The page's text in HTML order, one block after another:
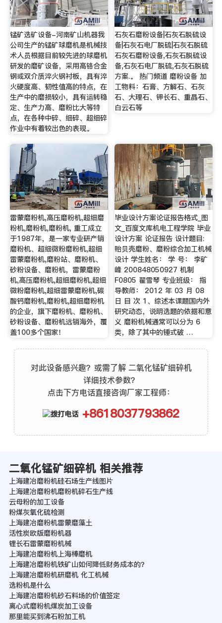
锰矿选矿设备-河南矿山机器我
公司生产的锰矿球磨机是机械技
术人员根据目前较先进的球磨机
研发的磨矿设备，采用高铬合金
钢或双介质淬火钢衬板，具有淬
火硬度高、韧性值高的特点，在
生产中的磨损较小，具有运转稳
定、生产力高、磨粉比大等特
点，在各种中碎、细碎、超细碎
作业中有着较出色的表现。
石灰石磨粉设备|石灰石脱硫设
备|石灰石电厂脱硫|石灰石脱硫
石灰石磨粉设备,石灰石脱硫设
备,石灰石电厂脱硫,石灰石脱硫
方案.。 热门频道 磨粉设备 加
工物料：石膏、方解石、石灰
石、大理石、钾长石、重晶石、
白云石等
雷蒙磨粉机,高压磨粉机,超细磨
粉机,磨粉机,磨粉机, 重工成立
于1987年，是一家专业研产销
磨粉机、超细微粉磨粉机,超细
雷蒙磨粉机,磨粉站、磨粉机、
砂粉设备、磨粉机，雷蒙磨粉
机,高压磨粉机,超细磨粉机,超细
微粉磨粉机,超细雷蒙磨粉机,碳
酸钙磨粉机,磨粉机,超细磨粉机
的企业，旗下磨粉机、磨粉机、
砂粉设备、磨粉机远销海外，覆
盖100多个国家！
毕业设计方案论证报告格式_图
文_百度文库机电工程学院 毕业
设计方案 论证报告 设计题目:
贻贝壳磨粉、磨粉综合加工机械
设计 学生姓名： 学 号： 李矿
峰 200848050927 机制
F0805 翟雪琴 专业班级： 指
导教师： 2012 年 03 月 08
日 目 次 1、综述本课题国内外
研究动态，说明选题的依据和意
义 磨粉机械通常可以分为 6
类，除了其中的锤式破 …
对此设备感兴趣？或需了解 二氧化锰矿细碎机
详细技术参数？
点击下方电话直接咨询厂家工程师：
+8618037793862
二氧化锰矿细碎机 相关推荐
上海建冶磨粉机硅石场生产线图片
上海建冶磨粉机磨粉机碎石生产线
云母粉的加工设备
粉煤灰氧化硫检测
上海建冶磨粉机雷蒙磨藻土
活性炭欧版磨粉机器
锂长石雷蒙磨粉机械
上海建冶磨粉机上海棒磨机
上海建冶磨粉机铁矿山如何降低财务成本的？
上海建冶磨粉机研磨机 化工机械
选粉机是什么
上海建冶磨粉机砂石料场的价值签定
离心式磨粉机煤炭加工设备
那里能买到沸石粉加工机